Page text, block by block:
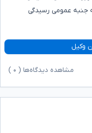
جنبه عمومی رسیدگی
وکیل
مشاهده دیدگاه‌ها ( ۰